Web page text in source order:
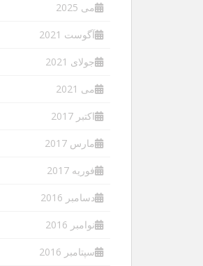
می 2025
آگوست 2021
جولای 2021
می 2021
اکتبر 2017
مارس 2017
فوریه 2017
دسامبر 2016
نوامبر 2016
سپتامبر 2016